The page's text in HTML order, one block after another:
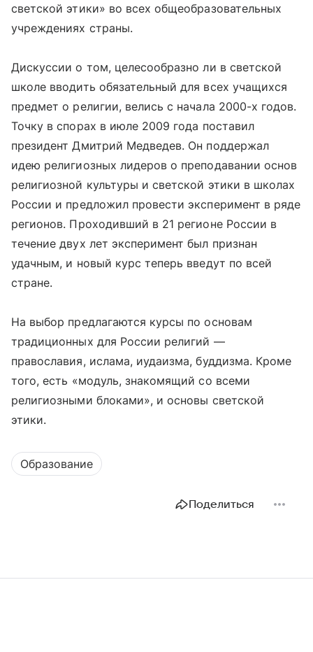
светской этики» во всех общеобразовательных
учреждениях страны.
Дискуссии о том, целесообразно ли в светской
школе вводить обязательный для всех учащихся
предмет о религии, велись с начала 2000-х годов.
Точку в спорах в июле 2009 года поставил
президент Дмитрий Медведев. Он поддержал
идею религиозных лидеров о преподавании основ
религиозной культуры и светской этики в школах
России и предложил провести эксперимент в ряде
регионов. Проходивший в 21 регионе России в
течение двух лет эксперимент был признан
удачным, и новый курс теперь введут по всей
стране.
На выбор предлагаются курсы по основам
традиционных для России религий —
православия, ислама, иудаизма, буддизма. Кроме
того, есть «модуль, знакомящий со всеми
религиозными блоками», и основы светской
этики.
Образование
Поделиться